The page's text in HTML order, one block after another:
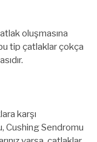
oluşmasına
tip çatlaklar çokça
karşı
Cushing Sendromu